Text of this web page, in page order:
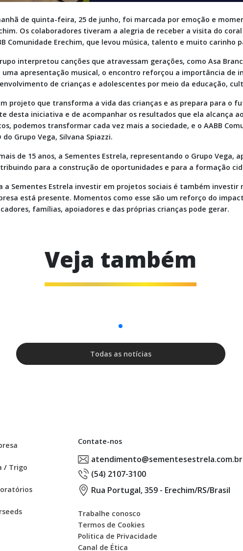
de quinta-feira, 25 de junho, foi marcada por emoção e
Os colaboradores tiveram a alegria de receber a visita do
Comunidade Erechim, que levou música, talento e muito carinho
interpretou canções que atravessam gerações, como Asa
uma apresentação musical, o encontro reforçou a importância de
de crianças e adolescentes por meio da educação,
projeto que transforma a vida das crianças e as prepara para o
desta iniciativa e de acompanhar os resultados que ela alcança
podemos transformar cada vez mais a sociedade, e o AABB
do Grupo Vega, Silvana Spiazzi.
de 15 anos, a Sementes Estrela, representando o Grupo Vega,
para a construção de oportunidades e para a formação
a Sementes Estrela investir em projetos sociais é também investir
está presente. Momentos como esse são um reforço do
famílias, apoiadores e das próprias crianças pode gerar.
Veja também
Todas as notícias
/ Trigo
Contate-nos
atendimento@sementesestrela.com.br
(54) 2107-3100
Rua Portugal, 359 - Erechim/RS/Brasil
Trabalhe conosco
Termos de Cookies
Politica de Privacidade
Canal de Ética